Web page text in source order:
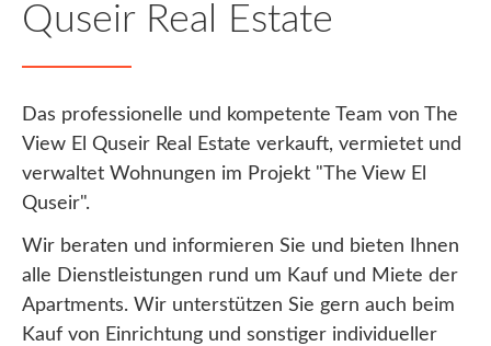
Quseir Real Estate
Das professionelle und kompetente Team von The
View El Quseir Real Estate verkauft, vermietet und
verwaltet Wohnungen im Projekt "The View El
Quseir".
Wir beraten und informieren Sie und bieten Ihnen
alle Dienstleistungen rund um Kauf und Miete der
Apartments. Wir unterstützen Sie gern auch beim
Kauf von Einrichtung und sonstiger individueller